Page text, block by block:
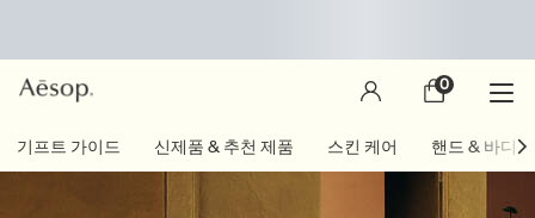
장
니
0
0 제품
기프트 가이드 신제품 & 추천 제품 스킨 케어 핸드 & 바디